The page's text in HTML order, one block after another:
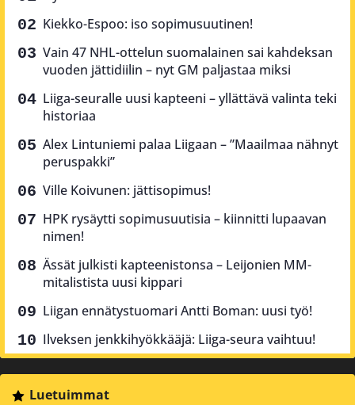
Kiekko-Espoo: iso sopimusuutinen!
Vain 47 NHL-ottelun suomalainen sai kahdeksan
vuoden jättidiilin – nyt GM paljastaa miksi
Liiga-seuralle uusi kapteeni – yllättävä valinta teki
historiaa
Alex Lintuniemi palaa Liigaan – ”Maailmaa nähnyt
peruspakki”
Ville Koivunen: jättisopimus!
HPK rysäytti sopimusuutisia – kiinnitti lupaavan
nimen!
Ässät julkisti kapteenistonsa – Leijonien MM-
mitalistista uusi kippari
Liigan ennätystuomari Antti Boman: uusi työ!
Ilveksen jenkkihyökkääjä: Liiga-seura vaihtuu!
Luetuimmat